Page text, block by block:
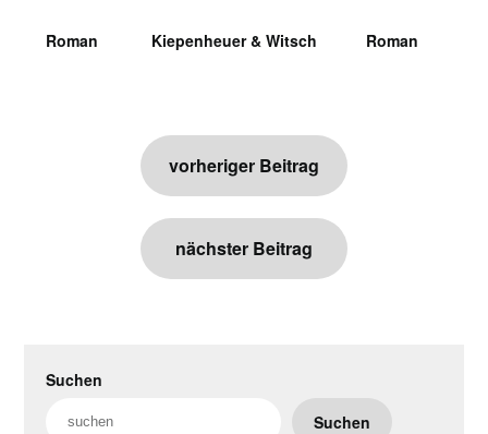
Roman Kiepenheuer & Witsch Roman
Beitragsnavigation
vorheriger Beitrag
nächster Beitrag
Suchen
Suchen